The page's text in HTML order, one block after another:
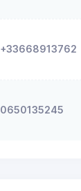
+33668913762
0650135245